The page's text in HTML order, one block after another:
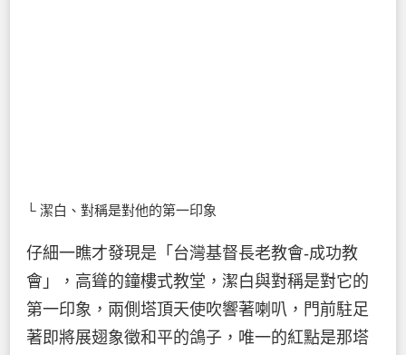
└ 潔白、對稱是對他的第一印象
仔細一瞧才發現是「台灣基督長老教會-成功教
會」，高聳的鐘樓式教堂，潔白與對稱是對它的
第一印象，兩側塔頂天使吹響著喇叭，門前駐足
著即將展翅象徵和平的鴿子，唯一的紅點是那塔